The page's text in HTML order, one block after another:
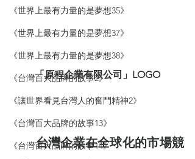
《世界上最有力量的是夢想35》
《世界上最有力量的是夢想37》
《世界上最有力量的是夢想38》
《台灣百大品牌的故事2》
《讓世界看見台灣人的奮鬥精神2》
《台灣百大品牌的故事13》
《台灣百大品牌的故事14》
「原程企業有限公司」LOGO
台灣企業在全球化的市場競